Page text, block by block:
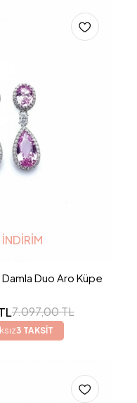
Duo Aro Küpe
7.097,00 TL
3 TAKSİT